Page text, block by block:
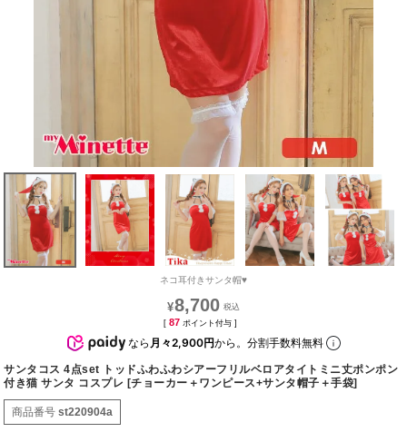
ネコ耳付きサンタ帽♥
¥8,700
[ 87 ポイント付与 ]
なら 月々2,900円から。分割手数料無料
サンタコス 4点set トッドふわふわシアーフリルベロアタイトミニ丈ポンポン
付き猫 サンタ コスプレ [チョーカー＋ワンピース+サンタ帽子＋手袋]
商品番号 st220904a